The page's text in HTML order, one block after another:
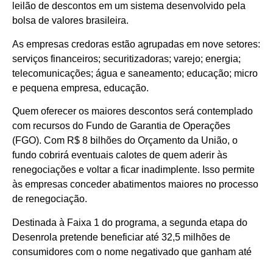
leilão de descontos em um sistema desenvolvido pela
bolsa de valores brasileira.
As empresas credoras estão agrupadas em nove setores:
serviços financeiros; securitizadoras; varejo; energia;
telecomunicações; água e saneamento; educação; micro
e pequena empresa, educação.
Quem oferecer os maiores descontos será contemplado
com recursos do Fundo de Garantia de Operações
(FGO). Com R$ 8 bilhões do Orçamento da União, o
fundo cobrirá eventuais calotes de quem aderir às
renegociações e voltar a ficar inadimplente. Isso permite
às empresas conceder abatimentos maiores no processo
de renegociação.
Destinada à Faixa 1 do programa, a segunda etapa do
Desenrola pretende beneficiar até 32,5 milhões de
consumidores com o nome negativado que ganham até